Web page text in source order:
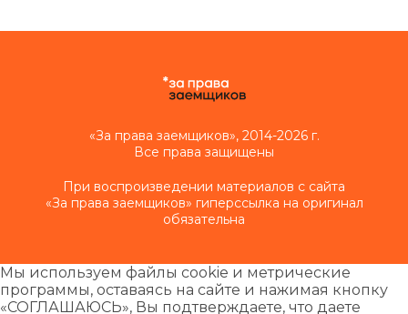
«За права заемщиков», 2014-2026 г.
Все права защищены
При воспроизведении материалов с сайта
«За права заемщиков» гиперссылка на оригинал
обязательна
Мы используем файлы cookie и метрические
программы, оставаясь на сайте и нажимая кнопку
«СОГЛАШАЮСЬ», Вы подтверждаете, что даете